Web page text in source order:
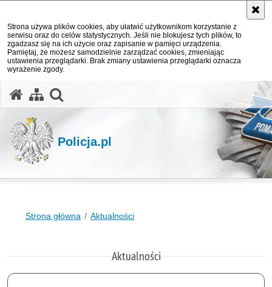
Strona używa plików cookies, aby ułatwić użytkownikom korzystanie z
serwisu oraz do celów statystycznych. Jeśli nie blokujesz tych plików, to
zgadzasz się na ich użycie oraz zapisanie w pamięci urządzenia.
Pamiętaj, że możesz samodzielnie zarządzać cookies, zmieniając
ustawienia przeglądarki. Brak zmiany ustawienia przeglądarki oznacza
wyrażenie zgody.
Policja.pl
Strona główna Aktualności
Aktualności